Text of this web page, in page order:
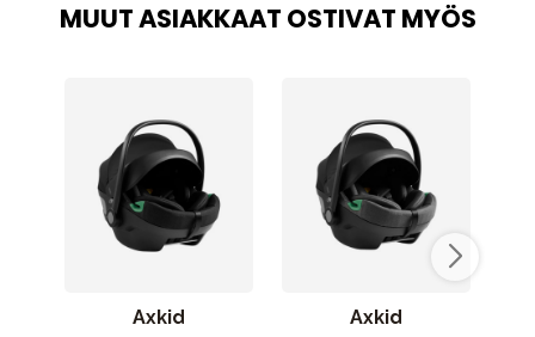
MUUT ASIAKKAAT OSTIVAT MYÖS
Axkid
Axkid